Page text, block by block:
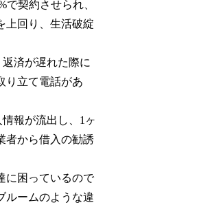
で契約させられ、
上回り、生活破綻
返済が遅れた際に
り立て電話があ
情報が流出し、1ヶ
者から借入の勧誘
に困っているので
ルームのような違